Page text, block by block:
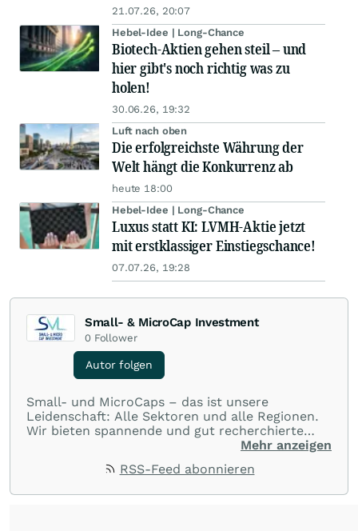
21.07.26, 20:07
Hebel-Idee | Long-Chance
Biotech-Aktien gehen steil – und
hier gibt's noch richtig was zu
holen!
30.06.26, 19:32
Luft nach oben
Die erfolgreichste Währung der
Welt hängt die Konkurrenz ab
heute 18:00
Hebel-Idee | Long-Chance
Luxus statt KI: LVMH-Aktie jetzt
mit erstklassiger Einstiegschance!
07.07.26, 19:28
Small- & MicroCap Investment
0 Follower
Autor folgen
Small- und MicroCaps – das ist unsere
Leidenschaft: Alle Sektoren und alle Regionen.
Wir bieten spannende und gut recherchierte
Einblicke in branchen- und marktbezogene
umfangreiche Erfahrungen in der Branche und
Mehr anzeigen
RSS-Feed abonnieren